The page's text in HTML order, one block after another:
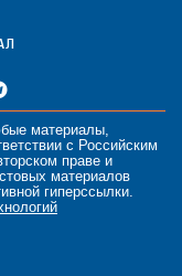
материалы
с Российским
праве и
материалов
гиперссылки.